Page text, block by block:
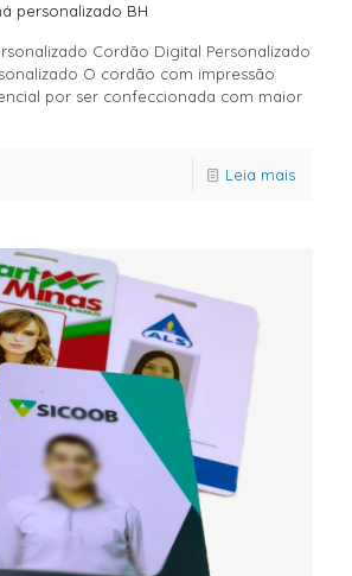
personalizado BH
Cordão Digital Personalizado
O cordão com impressão
por ser confeccionada com maior
Leia mais